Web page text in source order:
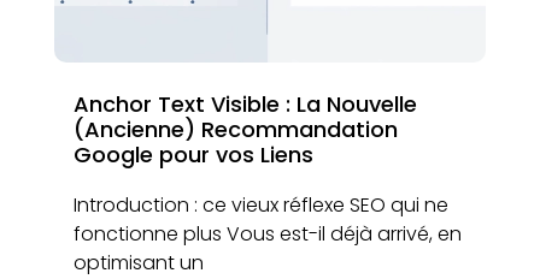
Anchor Text Visible : La Nouvelle
(Ancienne) Recommandation
Google pour vos Liens
Introduction : ce vieux réflexe SEO qui ne
fonctionne plus Vous est-il déjà arrivé, en
optimisant un